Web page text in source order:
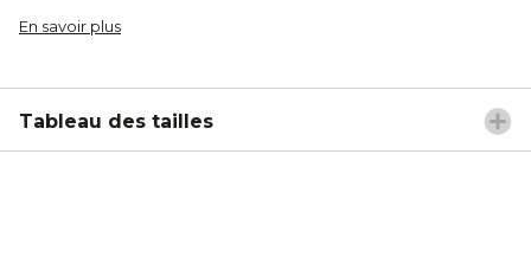
En savoir plus
Tableau des tailles